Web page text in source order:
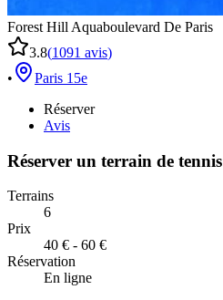
Forest Hill Aquaboulevard De Paris
3.8(1091 avis)
•
Paris 15e
Réserver
Avis
Réserver un terrain de tennis
Terrains
6
Prix
40 € - 60 €
Réservation
En ligne